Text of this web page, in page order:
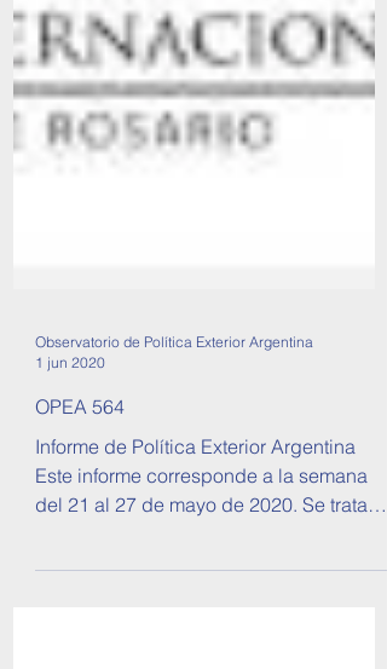
1 jun 2020
OPEA 564
Informe de Política Exterior Argentina
Este informe corresponde a la semana
temas sobre...